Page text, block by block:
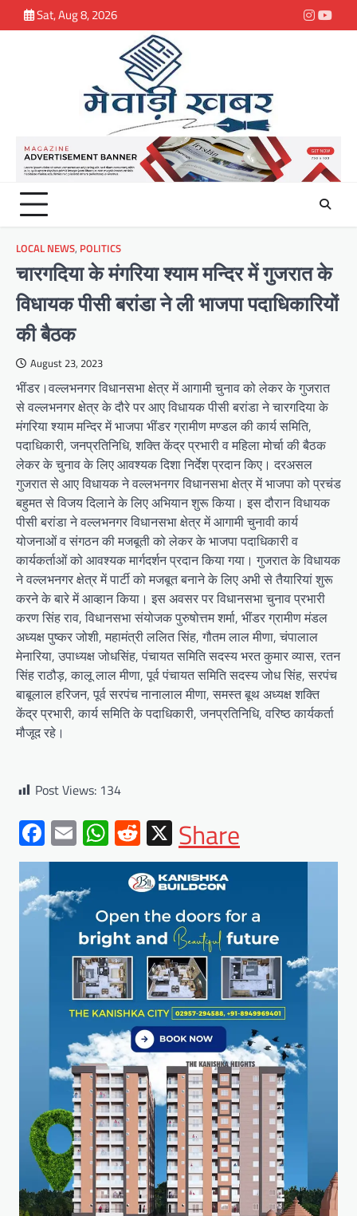
to
Sat, Aug 8, 2026
LOCAL NEWS, POLITICS
चारगदिया के मंगरिया श्याम मन्दिर में गुजरात के
विधायक पीसी बरांडा ने ली भाजपा पदाधिकारियों
की बैठक
August 23, 2023
भींडर।वल्लभनगर विधानसभा क्षेत्र में आगामी चुनाव को लेकर के गुजरात
से वल्लभनगर क्षेत्र के दौरे पर आए विधायक पीसी बरांडा ने चारगदिया के
मंगरिया श्याम मन्दिर में भाजपा भींडर ग्रामीण मण्डल की कार्य समिति,
पदाधिकारी, जनप्रतिनिधि, शक्ति केंद्र प्रभारी व महिला मोर्चा की बैठक
लेकर के चुनाव के लिए आवश्यक दिशा निर्देश प्रदान किए। दरअसल
गुजरात से आए विधायक ने वल्लभनगर विधानसभा क्षेत्र में भाजपा को प्रचंड
बहुमत से विजय दिलाने के लिए अभियान शुरू किया। इस दौरान विधायक
पीसी बरांडा ने वल्लभनगर विधानसभा क्षेत्र में आगामी चुनावी कार्य
योजनाओं व संगठन की मजबूती को लेकर के भाजपा पदाधिकारी व
कार्यकर्ताओं को आवश्यक मार्गदर्शन प्रदान किया गया। गुजरात के विधायक
ने वल्लभनगर क्षेत्र में पार्टी को मजबूत बनाने के लिए अभी से तैयारियां शुरू
करने के बारे में आव्हान किया। इस अवसर पर विधानसभा चुनाव प्रभारी
करण सिंह राव, विधानसभा संयोजक पुरुषोत्तम शर्मा, भींडर ग्रामीण मंडल
अध्यक्ष पुष्कर जोशी, महामंत्री ललित सिंह, गौतम लाल मीणा, चंपालाल
मेनारिया, उपाध्यक्ष जोधसिंह, पंचायत समिति सदस्य भरत कुमार व्यास, रतन
सिंह राठौड़, कालू लाल मीणा, पूर्व पंचायत समिति सदस्य जोध सिंह, सरपंच
बाबूलाल हरिजन, पूर्व सरपंच नानालाल मीणा, समस्त बूथ अध्यक्ष शक्ति
केंद्र प्रभारी, कार्य समिति के पदाधिकारी, जनप्रतिनिधि, वरिष्ठ कार्यकर्ता
मौजूद रहे।
Post Views: 134
Facebook
EmailWhatsApp
Reddit
X
Share